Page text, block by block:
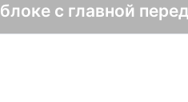
с главной